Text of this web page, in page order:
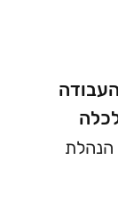
הנהלת